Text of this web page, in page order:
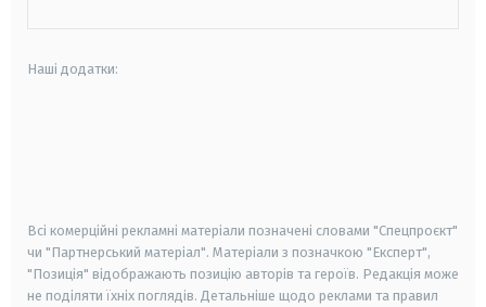
Наші додатки:
Всі комерційні рекламні матеріали позначені словами "Спецпроєкт"
чи "Партнерський матеріал". Матеріали з позначкою "Експерт",
"Позиція" відображають позицію авторів та героїв. Редакція може
не поділяти їхніх поглядів. Детальніше щодо реклами та правил